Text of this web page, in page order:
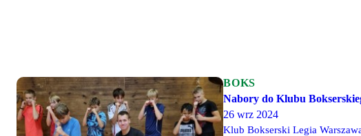
BOKS
Nabory do Klubu
26 wrz 2024
Klub Bokserski Legia